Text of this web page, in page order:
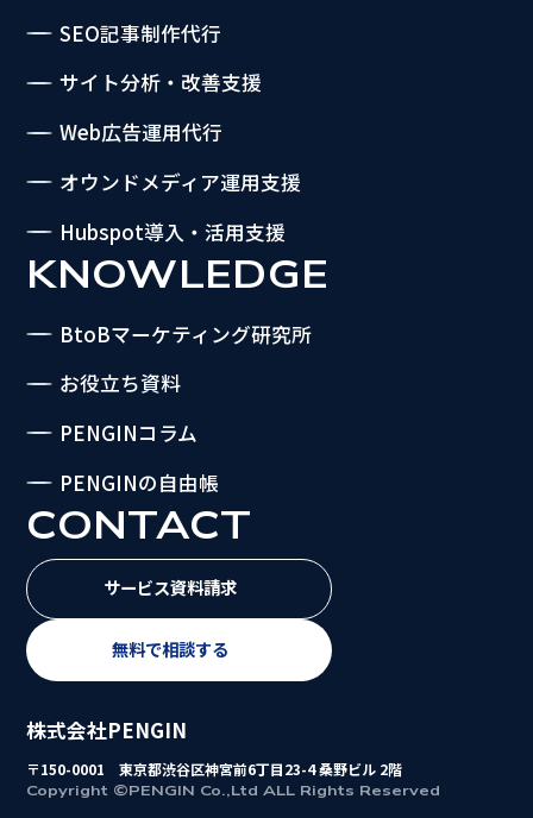
SEO記事制作代行
サイト分析・改善支援
Web広告運用代行
オウンドメディア運用支援
Hubspot導入・活用支援
KNOWLEDGE
BtoBマーケティング研究所
お役立ち資料
PENGINコラム
PENGINの自由帳
CONTACT
サービス資料請求
無料で相談する
株式会社PENGIN
〒150-0001 東京都渋谷区神宮前6丁目23-4 桑野ビル 2階
Copyright ©PENGIN Co.,Ltd ALL Rights Reserved